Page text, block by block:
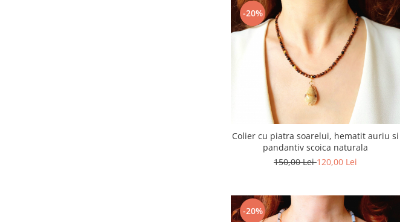
-20%
Colier cu piatra soarelui, hematit auriu si
pandantiv scoica naturala
150,00 Lei120,00 Lei
-20%